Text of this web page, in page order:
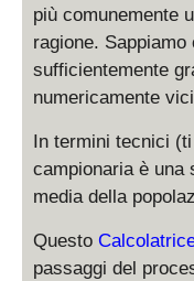
più comunemente
ragione.
sufficientemente
numericamente
In termini tecnici
campionaria è una
media della
Questo
passaggi del